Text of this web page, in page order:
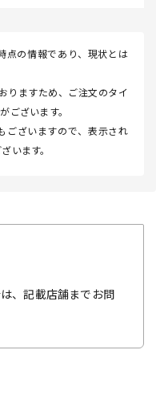
点の情報であり、現状とは
りますため、ご注文のタイ
ございます。
ございますので、表示され
います。
、記載店舗までお問